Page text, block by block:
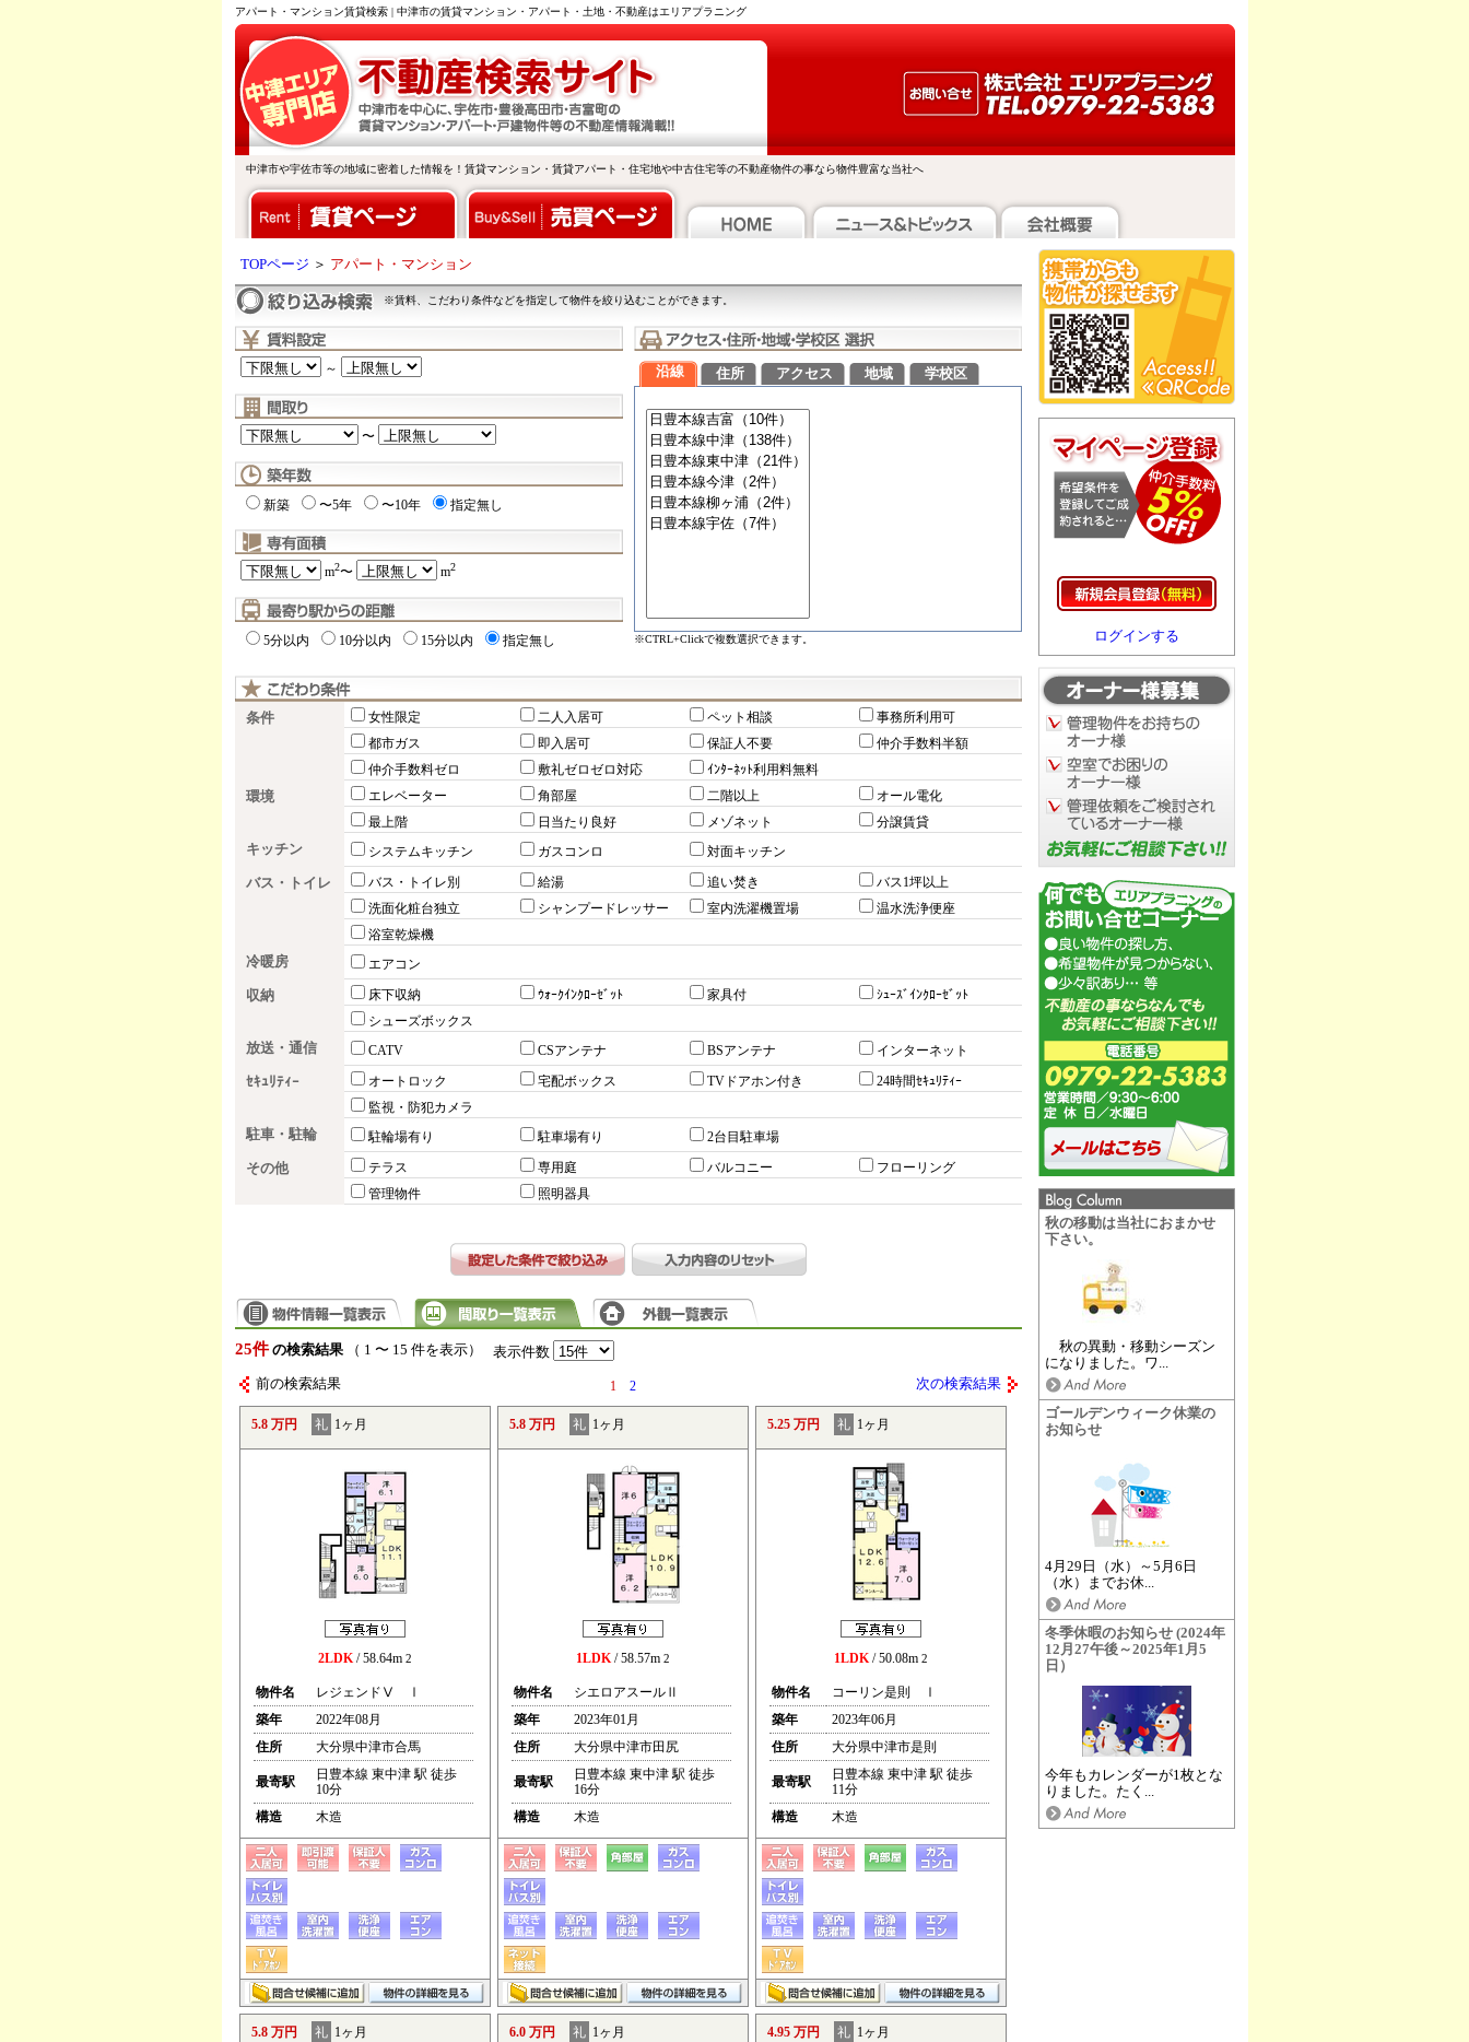
アパート・マンション賃貸検索 | 中津市の賃貸マンション・アパート・土地・不動産はエリアプラニング
中津市や宇佐市等の地域に密着した情報を！賃貸マンション・賃貸アパート・住宅地や中古住宅等の不動産物件の事なら物件豊富な当社へ
ログインする
秋の移動は当社におまかせ
下さい。
秋の異動・移動シーズン
になりました。ワ...
ゴールデンウィーク休業の
お知らせ
4月29日（水）～5月6日
（水）までお休...
冬季休暇のお知らせ (2024年
12月27午後～2025年1月5
日）
今年もカレンダーが1枚とな
りました。たく...
TOPページ ＞ アパート・マンション
※賃料、こだわり条件などを指定して物件を絞り込むことができます。
～
〜
新築 〜5年 〜10年 指定無し
m2〜 m2
5分以内 10分以内 15分以内 指定無し
沿線 住所 アクセス 地域 学校区
※CTRL+Clickで複数選択できます。
条件 女性限定 二人入居可 ペット相談
事務所利用可
都市ガス
即入居可 保証人不要
仲介手数料半額
仲介手数料ゼロ
敷礼ゼロゼロ対応 ｲﾝﾀｰﾈｯﾄ利用料無料
環境 エレベーター 角部屋 二階以上
オール電化
最上階
日当たり良好 メゾネット 分譲賃貸
キッチン システムキッチン ガスコンロ 対面キッチン
バス・トイレ バス・トイレ別 給湯 追い焚き
バス1坪以上
洗面化粧台独立
シャンプードレッサー 室内洗濯機置場
温水洗浄便座
浴室乾燥機
冷暖房 エアコン
収納 床下収納 ｳｫｰｸｲﾝｸﾛｰｾﾞｯﾄ 家具付
ｼｭｰｽﾞｲﾝｸﾛｰｾﾞｯﾄ
シューズボックス
放送・通信 CATV CSアンテナ BSアンテナ インターネット
ｾｷｭﾘﾃｨｰ オートロック 宅配ボックス TVドアホン付き
24時間ｾｷｭﾘﾃｨｰ
監視・防犯カメラ
駐車・駐輪 駐輪場有り 駐車場有り 2台目駐車場
その他 テラス 専用庭 バルコニー
フローリング
管理物件
照明器具
25件 の検索結果（ 1 〜 15 件を表示） 表示件数
前の検索結果 1 2 次の検索結果
5.8 万円 礼 1ヶ月
2LDK/ 58.64m 2
物件名
レジェンドⅤ Ⅰ
築年
2022年08月
住所
大分県中津市合馬
最寄駅
日豊本線 東中津 駅 徒歩
10分
構造
木造
5.8 万円 礼 1ヶ月
1LDK/ 58.57m 2
物件名
シエロアスールⅡ
築年
2023年01月
住所
大分県中津市田尻
最寄駅
日豊本線 東中津 駅 徒歩
16分
構造
木造
5.25 万円 礼 1ヶ月
1LDK/ 50.08m 2
物件名
コーリン是則 Ⅰ
築年
2023年06月
住所
大分県中津市是則
最寄駅
日豊本線 東中津 駅 徒歩
11分
構造
木造
5.8 万円 礼 1ヶ月 6.0 万円 礼 1ヶ月 4.95 万円 礼 1ヶ月